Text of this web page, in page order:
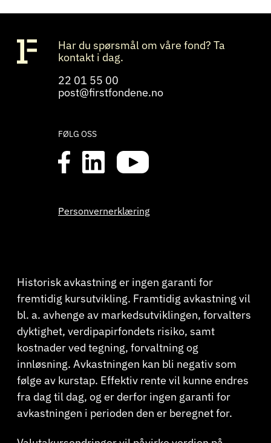
Har du spørsmål om våre fond? Ta
kontakt i dag.
22 01 55 00
post@firstfondene.no
FØLG OSS
Personvernerklæring
Historisk avkastning er ingen garanti for
fremtidig kursutvikling. Framtidig avkastning vil
bl. a. avhenge av markedsutviklingen, forvalters
dyktighet, verdipapirfondets risiko, samt
kostnader ved tegning, forvaltning og
innløsning. Avkastningen kan bli negativ som
følge av kurstap. Effektiv rente vil kunne endres
fra dag til dag, og er derfor ingen garanti for
avkastningen i perioden den er beregnet for.